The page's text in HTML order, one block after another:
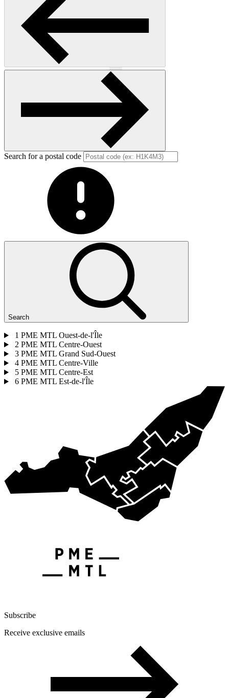
Previous
Search for a postal code
Search
1 PME MTL Ouest-de-l'Île
2 PME MTL Centre-Ouest
3 PME MTL Grand Sud-Ouest
4 PME MTL Centre-Ville
5 PME MTL Centre-Est
6 PME MTL Est-de-l'Île
Subscribe
Receive exclusive emails